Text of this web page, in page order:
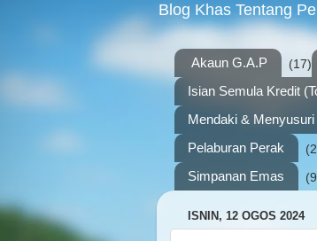
Blog Khas Tentang
Akaun G.A.P (17)
Isian Semula Kredit
Mendaki &
Pelaburan Perak
Simpanan Emas
ISNIN, 12 OGOS 2024